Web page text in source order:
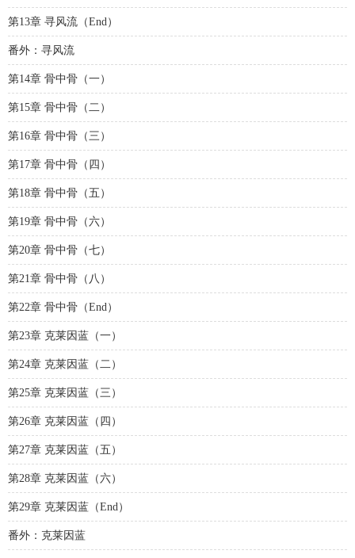
第13章 寻风流（End）
番外：寻风流
第14章 骨中骨（一）
第15章 骨中骨（二）
第16章 骨中骨（三）
第17章 骨中骨（四）
第18章 骨中骨（五）
第19章 骨中骨（六）
第20章 骨中骨（七）
第21章 骨中骨（八）
第22章 骨中骨（End）
第23章 克莱因蓝（一）
第24章 克莱因蓝（二）
第25章 克莱因蓝（三）
第26章 克莱因蓝（四）
第27章 克莱因蓝（五）
第28章 克莱因蓝（六）
第29章 克莱因蓝（End）
番外：克莱因蓝